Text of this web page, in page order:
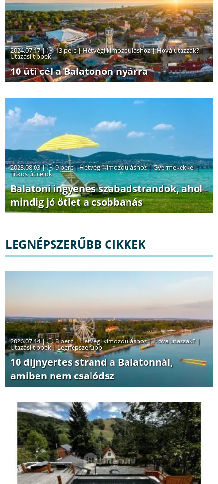
2024.07.17 | 13 perc|Hétvégi kimozduláshoz|Hová utazzak?|
Utazási tippek
10 úti cél a Balatonon nyárra
2023.08.03 | 9 perc|Hétvégi kimozduláshoz|Gyermekekkel|
Titkos úticélok
Balatoni ingyenes szabadstrandok, ahol
mindig jó ötlet a csobbanás
LEGNÉPSZERŰBB CIKKEK
2026.07.14 | 8 perc|Hétvégi kimozduláshoz|Hová utazzak? |
Utazási tippek|Legnépszerűbb
10 díjnyertes strand a Balatonnál,
amiben nem csalódsz